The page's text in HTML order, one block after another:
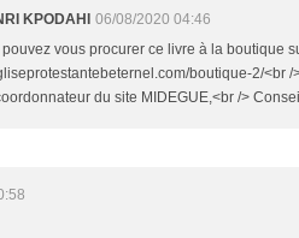
KPODAHI 06/08/2020 04:46
vous procurer ce livre à la boutique
boutique-2/<br /
du site MIDEGUE,<br />